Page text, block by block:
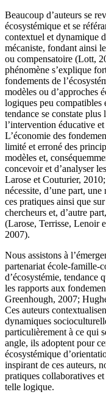
Beaucoup d’auteurs se
écosystémique et se
contextuel et dynamique
mécaniste, fondant ainsi
ou compensatoire (Lott,
phénomène s’explique
fondements de
modèles ou d’approches
logiques peu
tendance se constate
l’intervention éducative
L’économie des
limité et erroné des
modèles et,
concevoir et d’analyser
Larose et Couturier,
nécessite, d’une part,
ces pratiques ainsi que
chercheurs et, d’autre
(Larose, Terrisse, Lenoir
2007).
Nous assistons à
partenariat école-famille-
d’écosystémie, tendance
les rapports aux
Greenhough, 2007;
Ces auteurs
dynamiques
particulièrement à ce qui
angle, ils adoptent pour
écosystémique
inspirant de ces auteurs,
pratiques collaboratives
telle logique.